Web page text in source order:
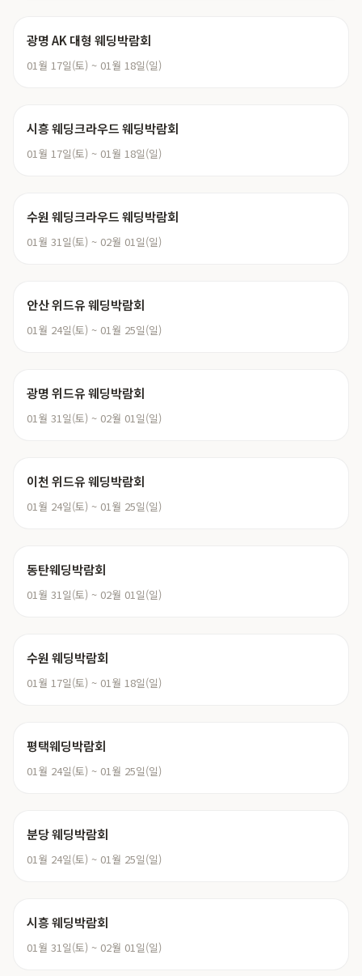
광명 AK 대형 웨딩박람회
01월 17일(토) ~ 01월 18일(일)
시흥 웨딩크라우드 웨딩박람회
01월 17일(토) ~ 01월 18일(일)
수원 웨딩크라우드 웨딩박람회
01월 31일(토) ~ 02월 01일(일)
안산 위드유 웨딩박람회
01월 24일(토) ~ 01월 25일(일)
광명 위드유 웨딩박람회
01월 31일(토) ~ 02월 01일(일)
이천 위드유 웨딩박람회
01월 24일(토) ~ 01월 25일(일)
동탄웨딩박람회
01월 31일(토) ~ 02월 01일(일)
수원 웨딩박람회
01월 17일(토) ~ 01월 18일(일)
평택웨딩박람회
01월 24일(토) ~ 01월 25일(일)
분당 웨딩박람회
01월 24일(토) ~ 01월 25일(일)
시흥 웨딩박람회
01월 31일(토) ~ 02월 01일(일)